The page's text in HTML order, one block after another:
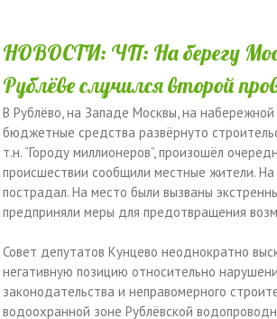
НОВОСТИ: ЧП: На берегу
Рублёве случился второй
В Рублёво, на Западе Москвы, на
бюджетные средства развёрнуто
т.н. “Городу миллионеров”, произошёл
происшествии сообщили местные жители. На
пострадал. На место были вызваны
предприняли меры для предотвращения
Совет депутатов Кунцево неоднократно
негативную позицию относительно
законодательства и неправомерного
водоохранной зоне Рублёвской